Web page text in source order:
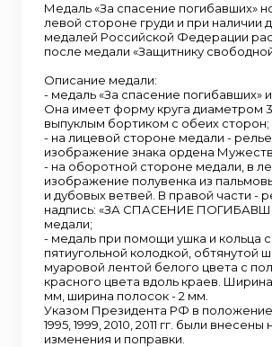
Медаль «За спасение погибавших»
левой стороне груди и при наличии
медалей Российской Федерации
после медали «Защитнику
Описание медали:
- медаль «За спасение погибавших»
Она имеет форму круга диаметром
выпуклым бортиком с обеих сторон;
- на лицевой стороне медали -
изображение знака ордена
- на оборотной стороне медали, в
изображение полувенка из
и дубовых ветвей. В правой части -
надпись: «ЗА СПАСЕНИЕ
медали;
- медаль при помощи ушка и кольца
пятиугольной колодкой, обтянутой
муаровой лентой белого цвета с
красного цвета вдоль краев.
мм, ширина полосок - 2 мм.
Указом Президента РФ в
1995, 1999, 2010, 2011 гг. были
изменения и поправки.